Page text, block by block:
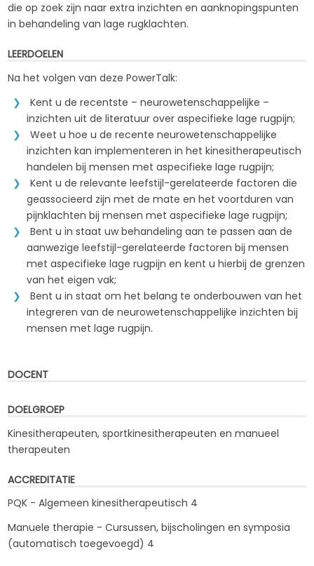
die op zoek zijn naar extra inzichten en aanknopingspunten
in behandeling van lage rugklachten.
LEERDOELEN
Na het volgen van deze PowerTalk:
Kent u de recentste – neurowetenschappelijke –
inzichten uit de literatuur over aspecifieke lage rugpijn;
Weet u hoe u de recente neurowetenschappelijke
inzichten kan implementeren in het kinesitherapeutisch
handelen bij mensen met aspecifieke lage rugpijn;
Kent u de relevante leefstijl-gerelateerde factoren die
geassocieerd zijn met de mate en het voortduren van
pijnklachten bij mensen met aspecifieke lage rugpijn;
Bent u in staat uw behandeling aan te passen aan de
aanwezige leefstijl-gerelateerde factoren bij mensen
met aspecifieke lage rugpijn en kent u hierbij de grenzen
van het eigen vak;
Bent u in staat om het belang te onderbouwen van het
integreren van de neurowetenschappelijke inzichten bij
mensen met lage rugpijn.
DOCENT
DOELGROEP
Kinesitherapeuten, sportkinesitherapeuten en manueel
therapeuten
ACCREDITATIE
PQK - Algemeen kinesitherapeutisch 4
Manuele therapie - Cursussen, bijscholingen en symposia
(automatisch toegevoegd) 4